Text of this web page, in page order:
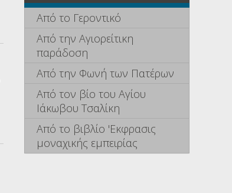
Από το Γεροντικό
Από την Αγιορείτικη
παράδοση
Από την Φωνή των Πατέρων
Από τον βίο του Αγίου
Ιάκωβου Τσαλίκη
Από το βιβλίο 'Εκφρασις
μοναχικής εμπειρίας